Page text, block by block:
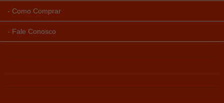
Como Comprar
Fale Conosco